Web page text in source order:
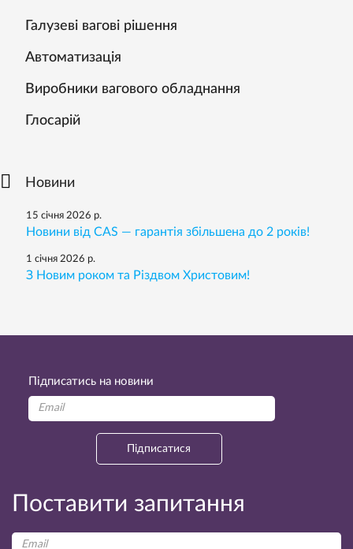
Галузеві вагові рішення
Автоматизація
Виробники вагового обладнання
Глосарій
Новини
15 січня 2026 р.
Новини від CAS — гарантія збільшена до 2 років!
1 січня 2026 р.
З Новим роком та Різдвом Христовим!
Підписатись на новини
Підписатися
Поставити запитання